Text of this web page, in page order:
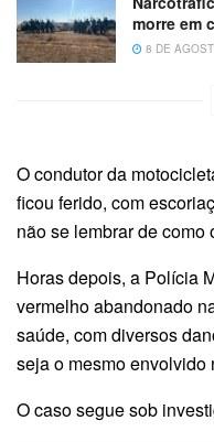
morre em
8 DE
O condutor da
ficou ferido, com
não se lembrar de como
Horas depois, a Polícia
vermelho abandonado
saúde, com diversos
seja o mesmo envolvido
O caso segue sob